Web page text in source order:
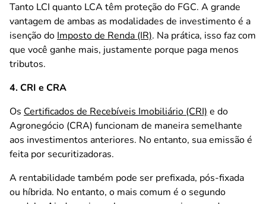
Tanto LCI quanto LCA têm proteção do FGC. A grande
vantagem de ambas as modalidades de investimento é a
isenção do Imposto de Renda (IR). Na prática, isso faz com
que você ganhe mais, justamente porque paga menos
tributos.
4. CRI e CRA
Os Certificados de Recebíveis Imobiliário (CRI) e do
Agronegócio (CRA) funcionam de maneira semelhante
aos investimentos anteriores. No entanto, sua emissão é
feita por securitizadoras.
A rentabilidade também pode ser prefixada, pós-fixada
ou híbrida. No entanto, o mais comum é o segundo